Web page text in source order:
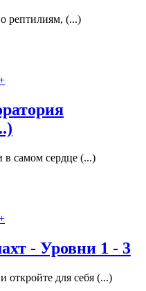
рептилиям, (...)
в самом сердце (...)
- Уровни 1 - 3
для себя (...)